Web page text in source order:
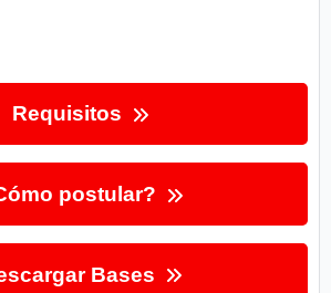
Requisitos
postular?
Bases